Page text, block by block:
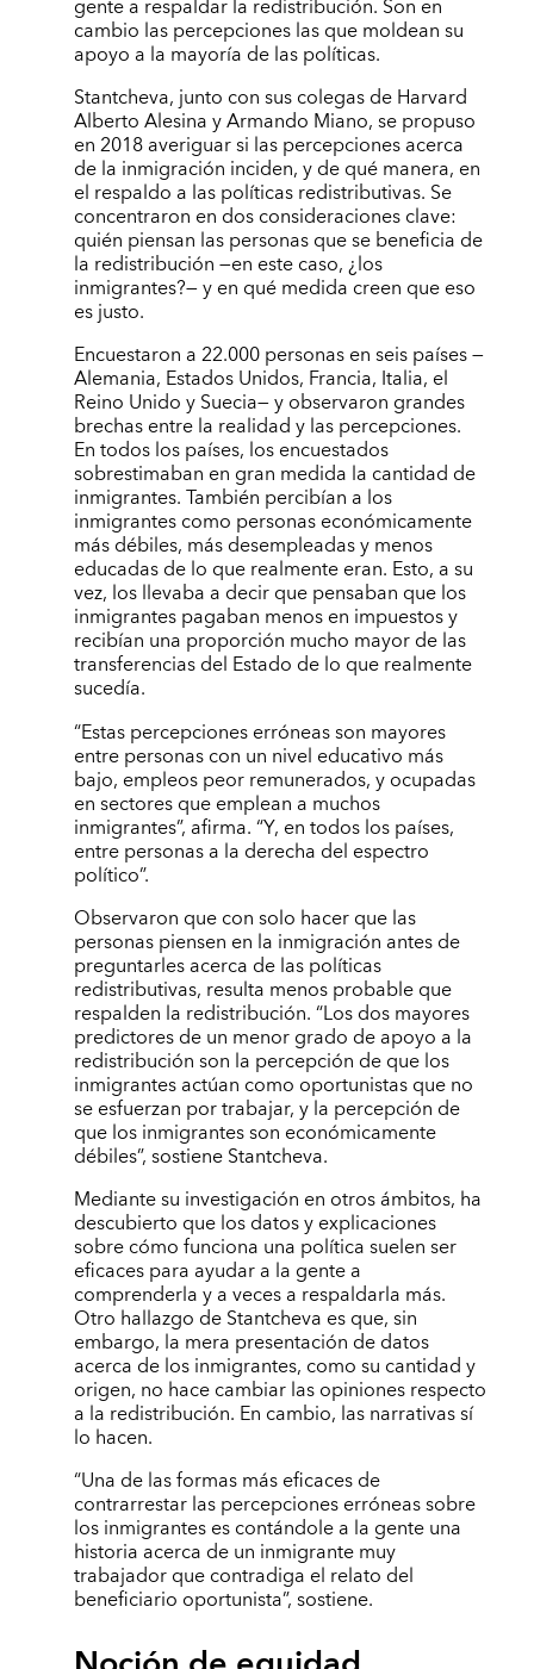
gente a respaldar la redistribución. Son en
cambio las percepciones las que moldean su
apoyo a la mayoría de las políticas.
Stantcheva, junto con sus colegas de Harvard
Alberto Alesina y Armando Miano, se propuso
en 2018 averiguar si las percepciones acerca
de la inmigración inciden, y de qué manera, en
el respaldo a las políticas redistributivas. Se
concentraron en dos consideraciones clave:
quién piensan las personas que se beneficia de
la redistribución —en este caso, ¿los
inmigrantes?— y en qué medida creen que eso
es justo.
Encuestaron a 22.000 personas en seis países —
Alemania, Estados Unidos, Francia, Italia, el
Reino Unido y Suecia— y observaron grandes
brechas entre la realidad y las percepciones.
En todos los países, los encuestados
sobrestimaban en gran medida la cantidad de
inmigrantes. También percibían a los
inmigrantes como personas económicamente
más débiles, más desempleadas y menos
educadas de lo que realmente eran. Esto, a su
vez, los llevaba a decir que pensaban que los
inmigrantes pagaban menos en impuestos y
recibían una proporción mucho mayor de las
transferencias del Estado de lo que realmente
sucedía.
“Estas percepciones erróneas son mayores
entre personas con un nivel educativo más
bajo, empleos peor remunerados, y ocupadas
en sectores que emplean a muchos
inmigrantes”, afirma. “Y, en todos los países,
entre personas a la derecha del espectro
político”.
Observaron que con solo hacer que las
personas piensen en la inmigración antes de
preguntarles acerca de las políticas
redistributivas, resulta menos probable que
respalden la redistribución. “Los dos mayores
predictores de un menor grado de apoyo a la
redistribución son la percepción de que los
inmigrantes actúan como oportunistas que no
se esfuerzan por trabajar, y la percepción de
que los inmigrantes son económicamente
débiles”, sostiene Stantcheva.
Mediante su investigación en otros ámbitos, ha
descubierto que los datos y explicaciones
sobre cómo funciona una política suelen ser
eficaces para ayudar a la gente a
comprenderla y a veces a respaldarla más.
Otro hallazgo de Stantcheva es que, sin
embargo, la mera presentación de datos
acerca de los inmigrantes, como su cantidad y
origen, no hace cambiar las opiniones respecto
a la redistribución. En cambio, las narrativas sí
lo hacen.
“Una de las formas más eficaces de
contrarrestar las percepciones erróneas sobre
los inmigrantes es contándole a la gente una
historia acerca de un inmigrante muy
trabajador que contradiga el relato del
beneficiario oportunista”, sostiene.